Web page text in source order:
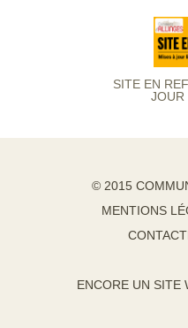
SITE EN
JOUR
© 2015
MENTIONS
ENCORE UN SITE